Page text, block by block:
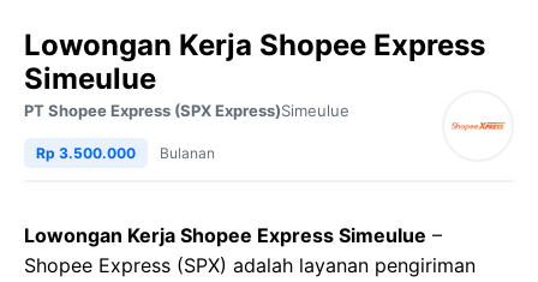
Lowongan Kerja Shopee Express
Simeulue
PT Shopee Express (SPX Express)Simeulue
Rp 3.500.000 Bulanan
Lowongan Kerja Shopee Express Simeulue –
Shopee Express (SPX) adalah layanan pengiriman